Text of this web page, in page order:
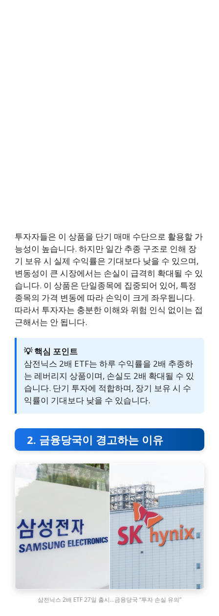
투자자들은 이 상품을 단기 매매 수단으로 활용할 가
능성이 높습니다. 하지만 일간 추종 구조로 인해 장
기 보유 시 실제 수익률은 기대보다 낮을 수 있으며,
변동성이 큰 시장에서는 손실이 급격히 확대될 수 있
습니다. 이 상품은 단일종목에 집중되어 있어, 특정
종목의 가격 변동에 따라 손익이 크게 좌우됩니다.
따라서 투자자는 충분한 이해와 위험 인식 없이는 접
근해서는 안 됩니다.
💡 핵심 포인트
삼전닉스 2배 ETF는 하루 수익률을 2배 추종하
는 레버리지 상품이며, 손실도 2배 확대될 수 있
습니다. 단기 투자에 적합하며, 장기 보유 시 수
익률이 기대보다 낮을 수 있습니다.
2. 금융당국이 경고하는 이유
삼전닉스 2배 ETF 27일 출시…금융당국 “투자 손실 유의”